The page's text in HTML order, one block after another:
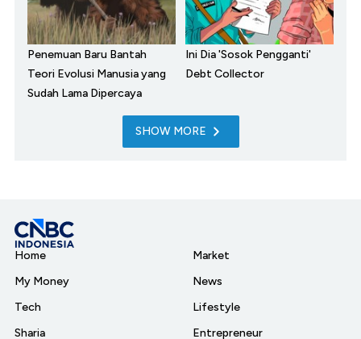
Penemuan Baru Bantah
Teori Evolusi Manusia yang
Sudah Lama Dipercaya
Ini Dia 'Sosok Pengganti'
Debt Collector
SHOW MORE
Home
My Money
Tech
Sharia
Market
News
Lifestyle
Entrepreneur